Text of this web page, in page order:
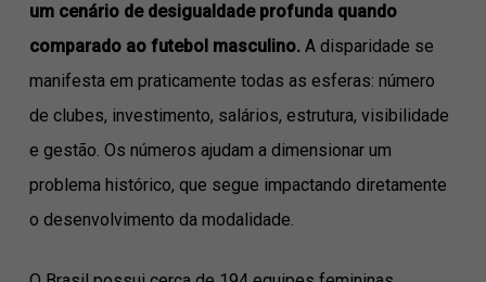
um cenário de desigualdade profunda quando
comparado ao futebol masculino. A disparidade se
manifesta em praticamente todas as esferas: número
de clubes, investimento, salários, estrutura, visibilidade
e gestão. Os números ajudam a dimensionar um
problema histórico, que segue impactando diretamente
o desenvolvimento da modalidade.